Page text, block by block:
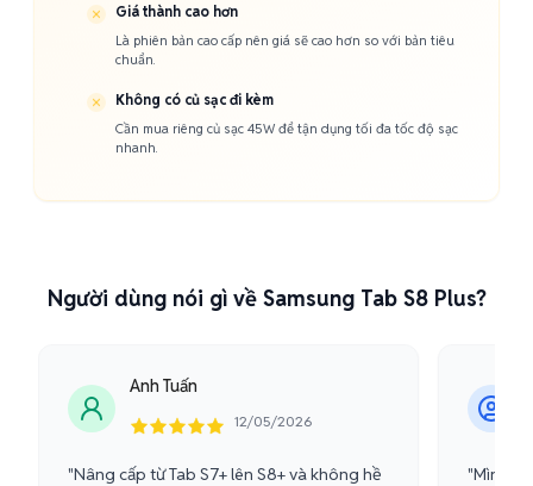
Giá thành cao hơn
Là phiên bản cao cấp nên giá sẽ cao hơn so với bản tiêu
chuẩn.
Không có củ sạc đi kèm
Cần mua riêng củ sạc 45W để tận dụng tối đa tốc độ sạc
nhanh.
Người dùng nói gì về Samsung Tab S8 Plus?
Anh Tuấn
12/05/2026
"Nâng cấp từ Tab S7+ lên S8+ và không hề
"Mình là